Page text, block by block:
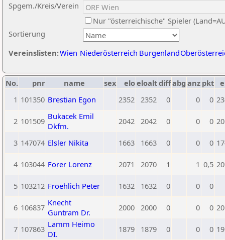
Sortierung
Spgem./Kreis/Verein
Nur "österreichische" Spieler
Vereinslisten:Wien Niederösterreich Burgenland
No. pnr name sex eloeloaltdiffabg anz pkt
1 101350 Brestian Egon 2352 2352 0 0 0
2 101509 Bukacek Emil
Dkfm.
2042 2042 0 0 0
3 147074 Elsler Nikita 1663 1663 0 0 0
4 103044 Forer Lorenz 2071 2070 1 1 0,5
5 103212 Froehlich Peter 1632 1632 0 0 0
6 106837 Knecht
Guntram Dr.
2000 2000 0 0 0
7 107863 Lamm Heimo
DI.
1879 1879 0 0 0